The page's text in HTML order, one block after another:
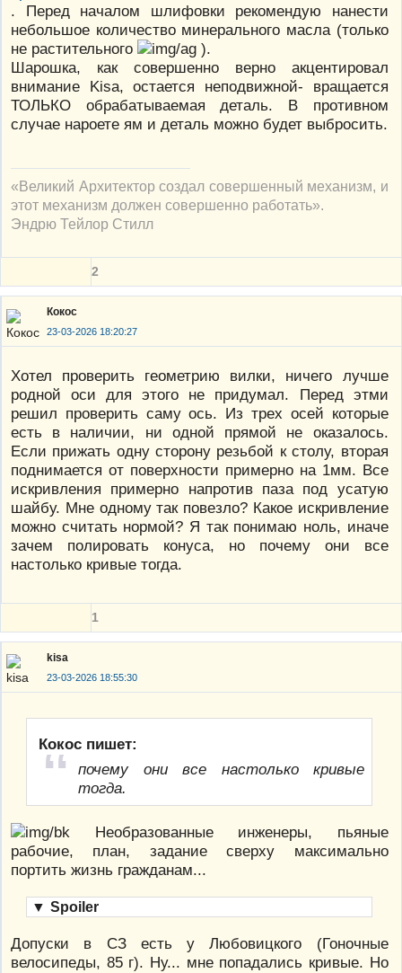
. Перед началом шлифовки рекомендую нанести
небольшое количество минерального масла (только
не растительного
).
Шарошка, как совершенно верно акцентировал
внимание Kisa, остается неподвижной- вращается
ТОЛЬКО обрабатываемая деталь. В противном
случае нароете ям и деталь можно будет выбросить.
«Великий Архитектор создал совершенный механизм, и
этот механизм должен совершенно работать».
Эндрю Тейлор Стилл
2
Кокос
23-03-2026 18:20:27
Хотел проверить геометрию вилки, ничего лучше
родной оси для этого не придумал. Перед этми
решил проверить саму ось. Из трех осей которые
есть в наличии, ни одной прямой не оказалось.
Если прижать одну сторону резьбой к столу, вторая
поднимается от поверхности примерно на 1мм. Все
искривления примерно напротив паза под усатую
шайбу. Мне одному так повезло? Какое искривление
можно считать нормой? Я так понимаю ноль, иначе
зачем полировать конуса, но почему они все
настолько кривые тогда.
1
kisa
23-03-2026 18:55:30
Кокос пишет:
почему они все настолько кривые
тогда.
Необразованные инженеры, пьяные
рабочие, план, задание сверху максимально
портить жизнь гражданам...
▼ Spoiler
Допуски в СЗ есть у Любовицкого (Гоночные
велосипеды, 85 г). Ну... мне попадались кривые. Но